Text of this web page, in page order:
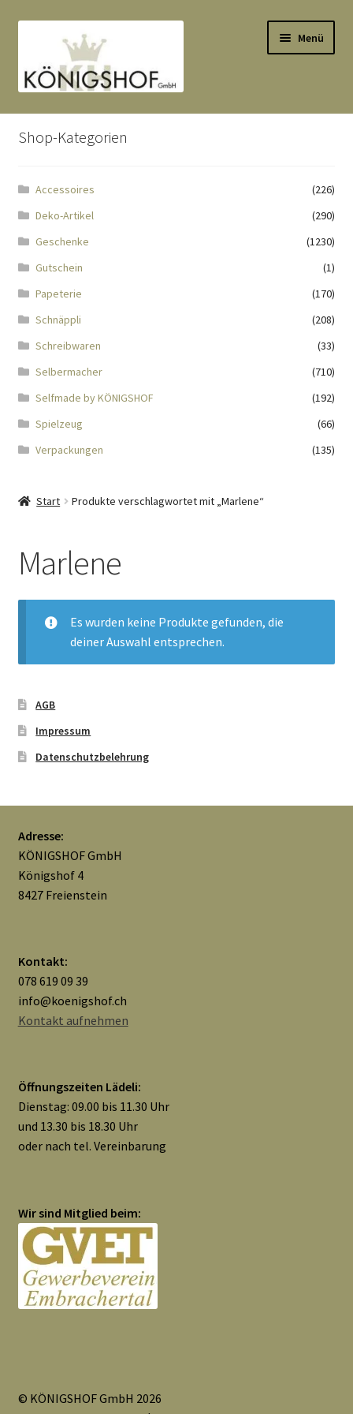
Navigation
springen
springen
Menü
Start
Anlässe
Datenauszug
Echtheit von Bewertungen
Impressum
Kasse
KÖNIGSHOF-Lädeli
Kontaktformular
Kunden-/Mitarbeitergeschenke
Ladies-Night
Mein Konto
Zahlungsarten
Shop-Kategorien
Accessoires
(226)
Deko-Artikel
(290)
Geschenke
(1230)
Gutschein
(1)
Papeterie
(170)
Schnäppli
(208)
Schreibwaren
(33)
Selbermacher
(710)
Selfmade by KÖNIGSHOF
(192)
Spielzeug
(66)
Verpackungen
(135)
Start Produkte verschlagwortet mit „Marlene“
Marlene
Es wurden keine Produkte gefunden, die
deiner Auswahl entsprechen.
AGB
Impressum
Datenschutzbelehrung
Adresse:
KÖNIGSHOF GmbH
Königshof 4
8427 Freienstein
Kontakt:
078 619 09 39
info@koenigshof.ch
Kontakt aufnehmen
Öffnungszeiten Lädeli:
Dienstag: 09.00 bis 11.30 Uhr
und 13.30 bis 18.30 Uhr
oder nach tel. Vereinbarung
Wir sind Mitglied beim:
© KÖNIGSHOF GmbH 2026